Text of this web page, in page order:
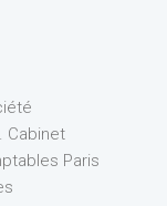
Cabinet
Paris